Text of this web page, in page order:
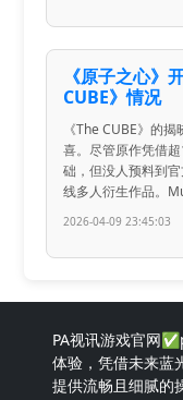
《原子之心》
CUBE》情况
《The CUBE》的
喜。尽管原作凭借
础，但没人预料到
线多人衍生作品。
2026-04-09 23:45:03
PA视讯游戏官网
体验，凭借未来蓝
提供流畅且细腻的